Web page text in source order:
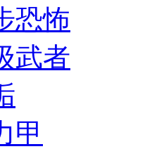
恐怖
武者
甲